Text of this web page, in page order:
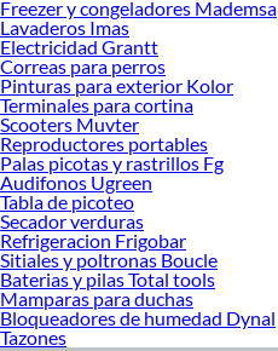
Freezer y congeladores Mademsa
Lavaderos Imas
Electricidad Grantt
Correas para perros
Pinturas para exterior Kolor
Terminales para cortina
Scooters Muvter
Reproductores portables
Palas picotas y rastrillos Fg
Audifonos Ugreen
Tabla de picoteo
Secador verduras
Refrigeracion Frigobar
Sitiales y poltronas Boucle
Baterias y pilas Total tools
Mamparas para duchas
Bloqueadores de humedad Dynal
Tazones